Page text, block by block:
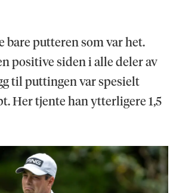
bare putteren som var het.
positive siden i alle deler av
til puttingen var spesielt
Her tjente han ytterligere 1,5